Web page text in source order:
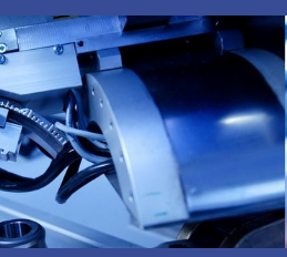
intermetallischen
in Al-
-chemie
Laves-Phase,